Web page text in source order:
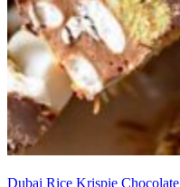
Dubai Rice Krispie Chocolate